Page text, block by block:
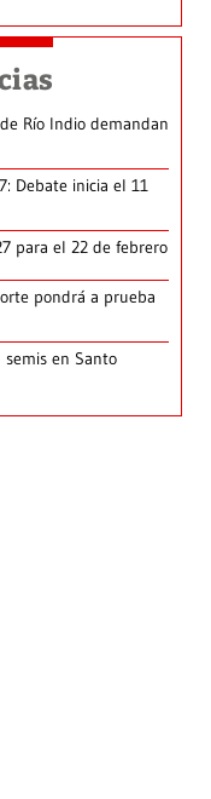
Río Indio demandan
Debate inicia el 11
para el 22 de febrero
pondrá a prueba
semis en Santo